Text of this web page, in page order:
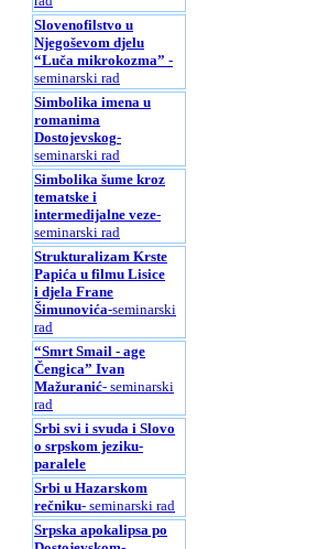
Slovenofilstvo u
Njegoševom djelu
“Luča mikrokozma” -
seminarski rad
Simbolika imena u
romanima
Dostojevskog-
seminarski rad
Simbolika šume kroz
tematske i
intermedijalne veze-
seminarski rad
Strukturalizam Krste
Papića u filmu Lisice
i djela Frane
Šimunovića-seminarski
rad
“Smrt Smail - age
Čengica” Ivan
Mažuranić- seminarski
rad
Srbi svi i svuda i Slovo
o srpskom jeziku-
paralele
Srbi u Hazarskom
rečniku- seminarski rad
Srpska apokalipsa po